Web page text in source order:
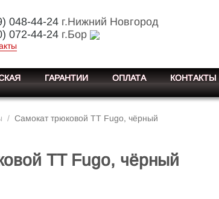
048-44-24г.Нижний Новгород
072-44-24г.Бор
ГАРАНТИИ ОПЛАТА КОНТАКТЫ
/ Самокат трюковой TT Fugo, чёрный
TT Fugo, чёрный